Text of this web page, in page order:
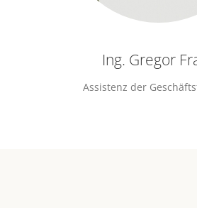
Ing. Gregor
Assistenz der